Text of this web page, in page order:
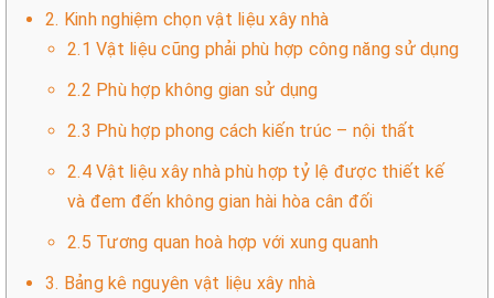
2. Kinh nghiệm chọn vật liệu xây nhà
2.1 Vật liệu cũng phải phù hợp công năng sử dụng
2.2 Phù hợp không gian sử dụng
2.3 Phù hợp phong cách kiến trúc – nội thất
2.4 Vật liệu xây nhà phù hợp tỷ lệ được thiết kế
và đem đến không gian hài hòa cân đối
2.5 Tương quan hoà hợp với xung quanh
3. Bảng kê nguyên vật liệu xây nhà